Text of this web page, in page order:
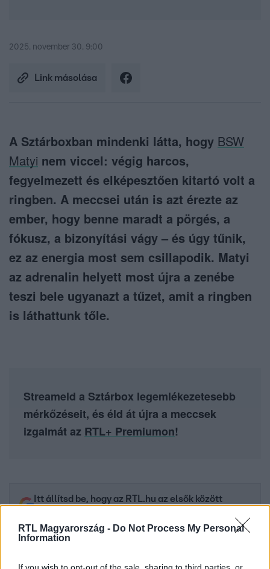
RTL Magyarország - Do Not Process My Personal
Information
If you wish to opt-out of the sale, sharing to third parties, or
2025. november 30. 9:00
Link másolása
A Sztárboxban mindenki látta, hogy BSW
Matyi nem viccel: végig harcos,
fegyelmezett és elképesztően kitartó volt a
ringben. A meccsei után is azt érezte az
ember, hogy benne maradt a pörgés, a
fókusz, a bizonyítási vágy – és úgy tűnik,
ez az energia most sem csillapodik. Matyi
az adrenalin helyett most újra a zenébe
teszi bele ugyanazt a tűzet, amit a ringben
is láthattunk tőle.
Streameld a Sztárbox legemlékezetesebb
mérkőzéseit, és éld át újra a meccsek
izgalmát az RTL+ Premiumon!
Itt állítsd be, hogy az RTL.hu az elsők között